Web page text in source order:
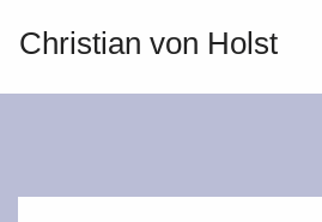
Christian von Holst